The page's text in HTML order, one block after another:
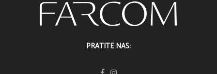
PRATITE NAS: